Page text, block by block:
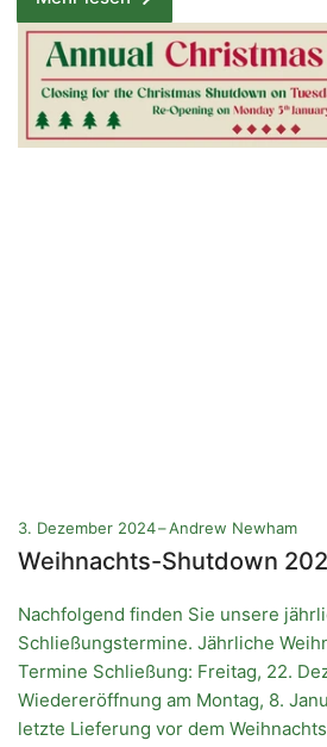
3. Dezember 2024 Andrew Newham
Weihnachts-Shutdown
Nachfolgend finden Sie unsere
Schließungstermine. Jährliche
Termine Schließung: Freitag, 22.
Wiedereröffnung am Montag, 8.
letzte Lieferung vor dem